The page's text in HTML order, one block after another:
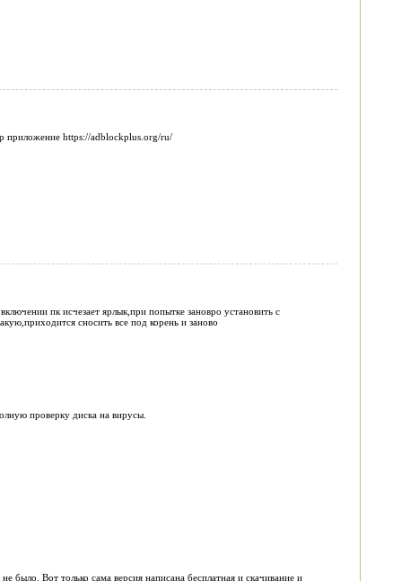
приложение https://adblockplus.org/ru/
пк исчезает ярлык,при попытке зановро установить с
сносить все под корень и заново
проверку диска на вирусы.
было. Вот только сама версия написана бесплатная и скачивание и